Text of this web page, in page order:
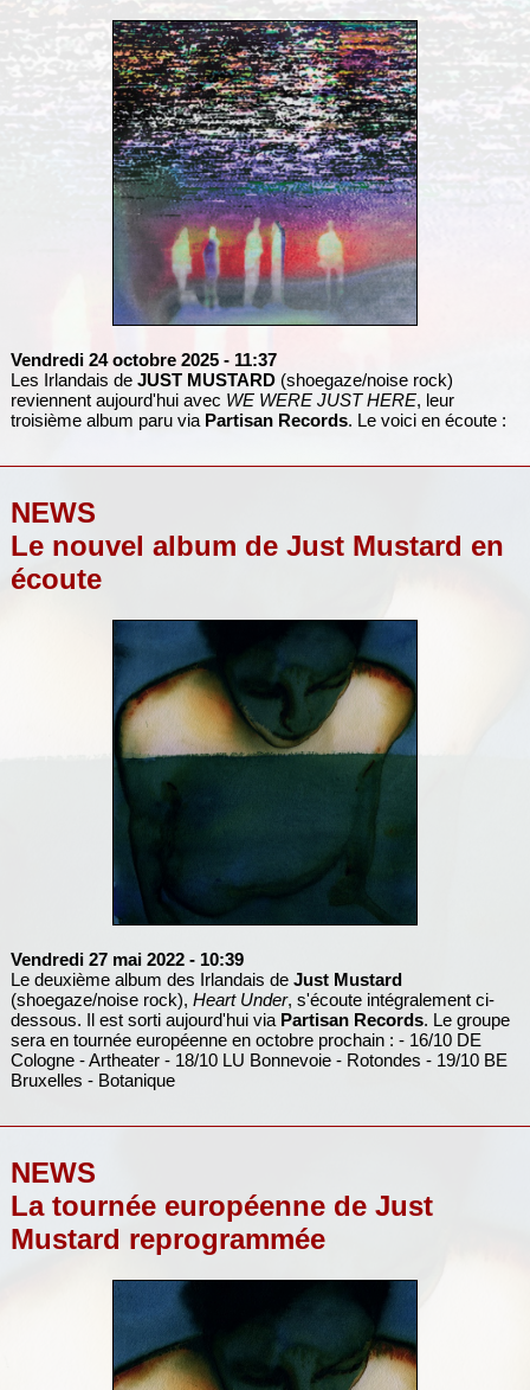
Vendredi 24 octobre 2025 - 11:37
Les Irlandais deJUST MUSTARD(shoegaze/noise rock)
reviennent aujourd'hui avec WE WERE JUST HERE, leur
troisième album paru via Partisan Records. Le voici en écoute :
NEWS
Le nouvel album de Just Mustard en
écoute
Vendredi 27 mai 2022 - 10:39
Le deuxième album des Irlandais de Just Mustard
(shoegaze/noise rock), Heart Under, s'écoute intégralement ci-
dessous. Il est sorti aujourd'hui via Partisan Records. Le groupe
sera en tournée européenne en octobre prochain : - 16/10 DE
Cologne - Artheater - 18/10 LU Bonnevoie - Rotondes - 19/10 BE
Bruxelles - Botanique
NEWS
La tournée européenne de Just
Mustard reprogrammée